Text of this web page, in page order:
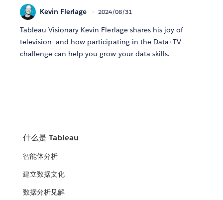
Kevin Flerlage 2024/08/31
Tableau Visionary Kevin Flerlage shares his joy of
television—and how participating in the Data+TV
challenge can help you grow your data skills.
什么是 Tableau
智能体分析
建立数据文化
数据分析见解